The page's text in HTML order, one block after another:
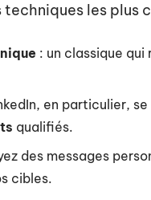
techniques les plus
: un classique
en particulier,
qualifiés.
des messages
cibles.